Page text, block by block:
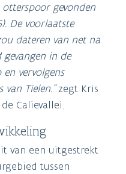
gevonden
De voorlaatste
dateren van net na
in de
en vervolgens
Tielen.”zegt Kris
Calievallei.
van een uitgestrekt
tussen